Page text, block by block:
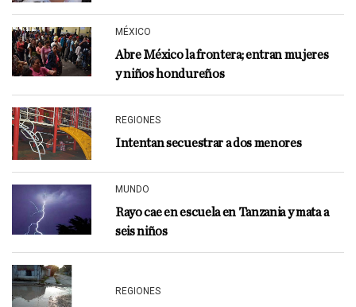
MÉXICO
Abre México la frontera; entran mujeres
y niños hondureños
REGIONES
Intentan secuestrar a dos menores
MUNDO
Rayo cae en escuela en Tanzania y mata a
seis niños
REGIONES